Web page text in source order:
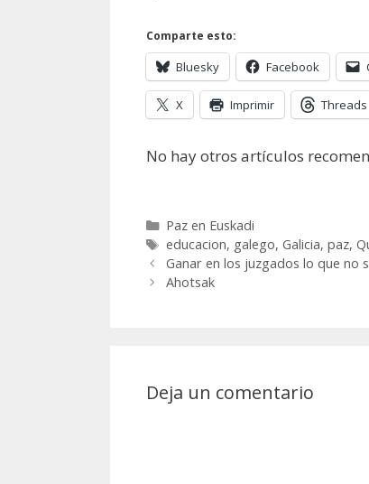
Comparte esto:
Bluesky Facebook
X Imprimir Threads
No hay otros artículos
Categorías
Paz en Euskadi
Etiquetas
educacion, galego, Galicia, paz,
Ganar en los juzgados lo que no
Ahotsak
Deja un comentario